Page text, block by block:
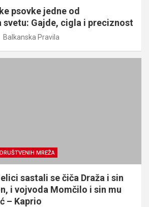
psovke jedne od
svetu: Gajde, cigla i preciznost
Balkanska Pravila
MREŽA
sastali se čiča Draža i sin
i vojvoda Momčilo i sin mu
– Kaprio